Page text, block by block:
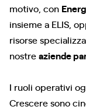
motivo, con
insieme a ELIS,
risorse
nostreaziende
I ruoli operativi
Crescere sono